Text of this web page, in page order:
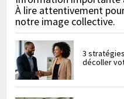
À lire attentivement
notre image collective.
3
décoller